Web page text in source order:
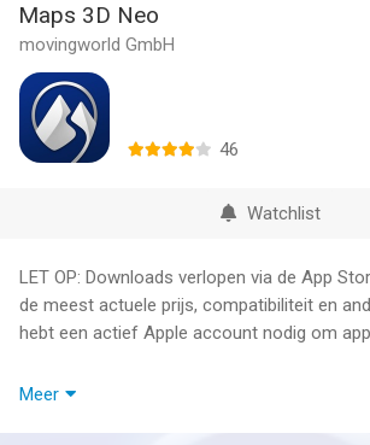
Maps 3D Neo
movingworld GmbH
46
Watchlist
LET OP: Downloads verlopen via de App
de meest actuele prijs, compatibiliteit en
hebt een actief Apple account nodig om
Maps3D – Ontdek de wereld in echte 3D
Meer